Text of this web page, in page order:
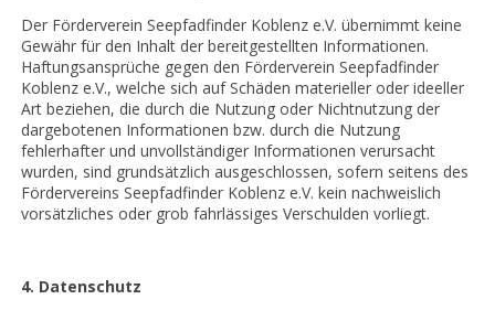
Der Förderverein Seepfadfinder Koblenz e.V. übernimmt keine
Gewähr für den Inhalt der bereitgestellten Informationen.
Haftungsansprüche gegen den Förderverein Seepfadfinder
Koblenz e.V., welche sich auf Schäden materieller oder ideeller
Art beziehen, die durch die Nutzung oder Nichtnutzung der
dargebotenen Informationen bzw. durch die Nutzung
fehlerhafter und unvollständiger Informationen verursacht
wurden, sind grundsätzlich ausgeschlossen, sofern seitens des
Fördervereins Seepfadfinder Koblenz e.V. kein nachweislich
vorsätzliches oder grob fahrlässiges Verschulden vorliegt.
4. Datenschutz